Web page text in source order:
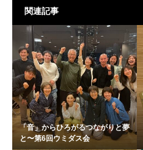
関連記事
「音」からひろがるつながりと夢
と〜第6回ウミダス会